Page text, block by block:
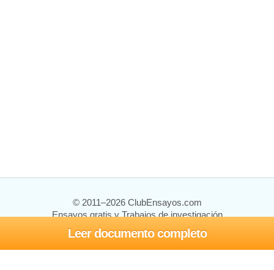
Leer documento completo
© 2011–2026 ClubEnsayos.com
Ensayos gratis y Trabajos de investigación